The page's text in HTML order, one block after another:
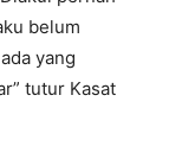
belum
yang
tutur Kasat